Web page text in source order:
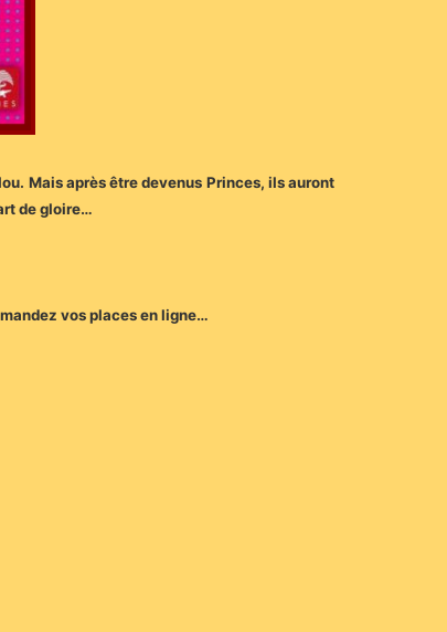
Mais après être devenus Princes, ils auront
de gloire…
vos places en ligne…